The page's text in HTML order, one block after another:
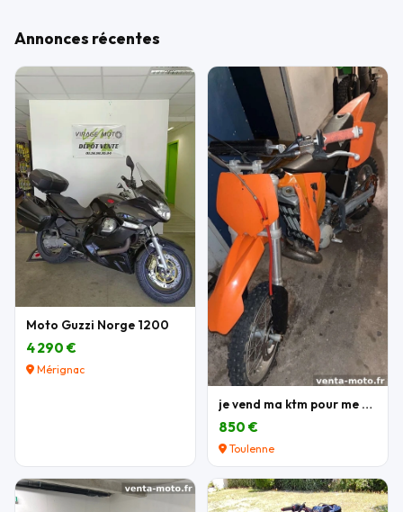
Annonces récentes
Moto Guzzi Norge 1200
4 290 €
Mérignac
je vend ma ktm pour me acheter une autre moto
850 €
Toulenne